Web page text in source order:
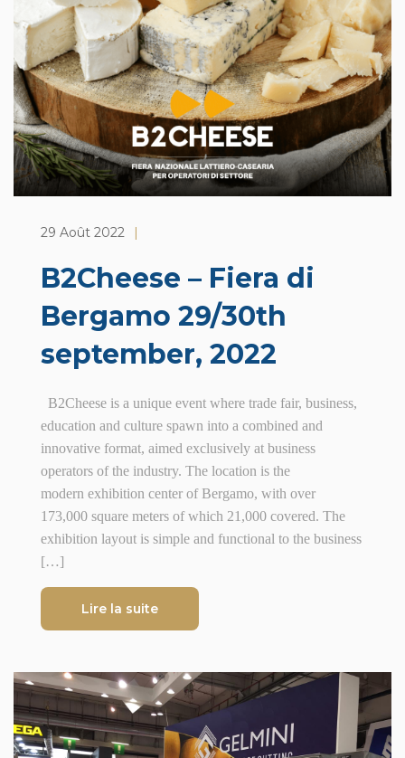
29 Août 2022 |
B2Cheese – Fiera di
Bergamo 29/30th
september, 2022
B2Cheese is a unique event where trade fair, business,
education and culture spawn into a combined and
innovative format, aimed exclusively at business
operators of the industry. The location is the
modern exhibition center of Bergamo, with over
173,000 square meters of which 21,000 covered. The
exhibition layout is simple and functional to the business
[…]
Lire la suite